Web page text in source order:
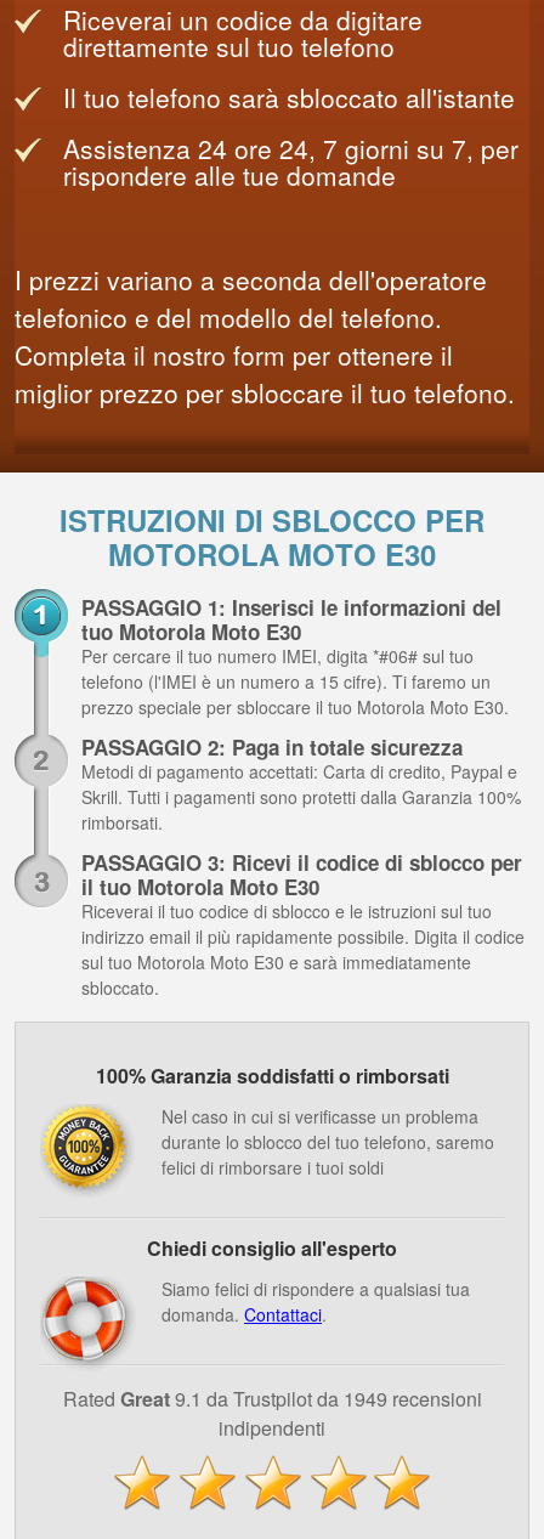
Riceverai un codice da digitare
direttamente sul tuo telefono
Il tuo telefono sarà sbloccato all'istante
Assistenza 24 ore 24, 7 giorni su 7, per
rispondere alle tue domande
I prezzi variano a seconda dell'operatore
telefonico e del modello del telefono.
Completa il nostro form per ottenere il
miglior prezzo per sbloccare il tuo telefono.
ISTRUZIONI DI SBLOCCO PER
MOTOROLA MOTO E30
PASSAGGIO 1: Inserisci le informazioni del
tuo Motorola Moto E30
Per cercare il tuo numero IMEI, digita *#06# sul tuo
telefono (l'IMEI è un numero a 15 cifre). Ti faremo un
prezzo speciale per sbloccare il tuo Motorola Moto E30.
PASSAGGIO 2: Paga in totale sicurezza
Metodi di pagamento accettati: Carta di credito, Paypal e
Skrill. Tutti i pagamenti sono protetti dalla Garanzia 100%
rimborsati.
PASSAGGIO 3: Ricevi il codice di sblocco per
il tuo Motorola Moto E30
Riceverai il tuo codice di sblocco e le istruzioni sul tuo
indirizzo email il più rapidamente possibile. Digita il codice
sul tuo Motorola Moto E30 e sarà immediatamente
sbloccato.
100% Garanzia soddisfatti o rimborsati
Nel caso in cui si verificasse un problema
durante lo sblocco del tuo telefono, saremo
felici di rimborsare i tuoi soldi
Chiedi consiglio all'esperto
Siamo felici di rispondere a qualsiasi tua
domanda. Contattaci.
Rated Great9.1 da Trustpilot da 1949 recensioni
indipendenti